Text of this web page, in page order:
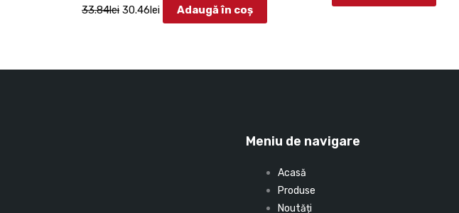
33.84lei 30.46lei Adaugă în coș
Meniu de navigare
Acasă
Produse
Noutăți